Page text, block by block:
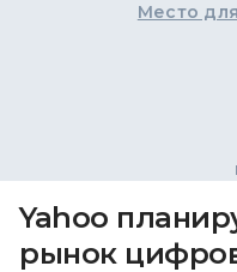
Место
Yahoo
рынок